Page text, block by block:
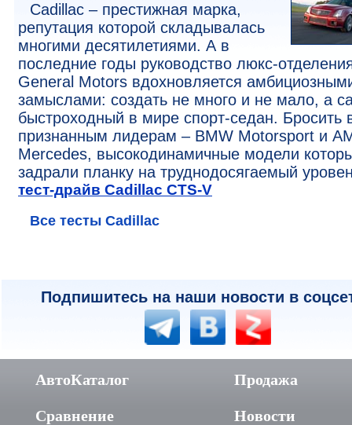
Cadillac – престижная марка,
репутация которой складывалась
многими десятилетиями. А в
последние годы руководство люкс-
General Motors вдохновляется
замыслами: создать не много и не мало, а
быстроходный в мире спорт-седан. Бросить
признанным лидерам – BMW Motorsport и
Mercedes, высокодинамичные модели
задрали планку на труднодосягаемый
тест-драйв Cadillac CTS-V
Все тесты Cadillac
Подпишитесь на наши новости в
АвтоКаталог
Сравнение
Продажа
Новости